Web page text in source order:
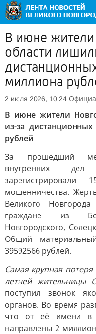
В июне
области
миллиона
2 июля 2026, 10:24
В июне жители
из-за
рублей
За прошедший
внутренних дел
зарегистрировали
мошенничества.
Великого
граждане из
Новгородского,
Общий
39592566 рублей.
Самая крупная
летней жительницы
поступил звонок
органов. Во время
что от её имени в
направлены 2